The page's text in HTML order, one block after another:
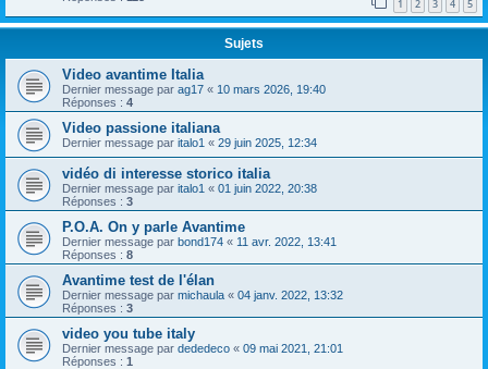
1 2 3 4 5
Sujets
Video avantime Italia
Dernier message par ag17 « 10 mars 2026, 19:40
Réponses : 4
Video passione italiana
Dernier message par italo1 « 29 juin 2025, 12:34
vidéo di interesse storico italia
Dernier message par italo1 « 01 juin 2022, 20:38
Réponses : 3
P.O.A. On y parle Avantime
Dernier message par bond174 « 11 avr. 2022, 13:41
Réponses : 8
Avantime test de l'élan
Dernier message par michaula « 04 janv. 2022, 13:32
Réponses : 3
video you tube italy
Dernier message par dededeco « 09 mai 2021, 21:01
Réponses : 1